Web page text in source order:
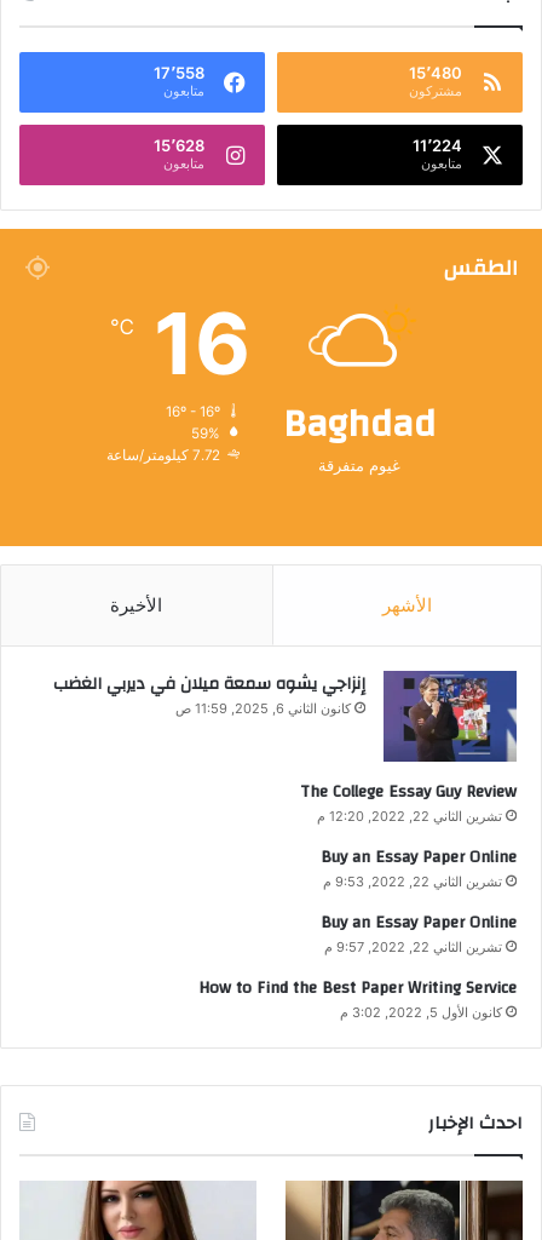
15٬480
مشتركون
17٬558
متابعون
11٬224
متابعون
15٬628
متابعون
الطقس
Baghdad
غيوم متفرقة
16
℃
59%
7.72 كيلومتر/ساعة
الأشهر الأخيرة
إنزاجي يشوه سمعة ميلان في ديربي الغضب
كانون الثاني 6, 2025, 11:59 ص
The College Essay Guy Review
تشرين الثاني 22, 2022, 12:20 م
Buy an Essay Paper Online
تشرين الثاني 22, 2022, 9:53 م
Buy an Essay Paper Online
تشرين الثاني 22, 2022, 9:57 م
How to Find the Best Paper Writing Service
كانون الأول 5, 2022, 3:02 م
احدث الإخبار